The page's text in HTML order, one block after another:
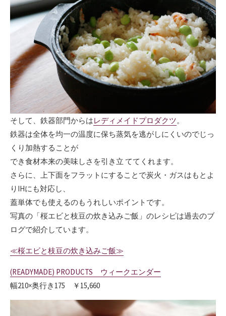
そして、鉄器部門からはレディメイドプロダクツ。
鉄器は全体を均一の温度に保ち蒸気を逃がしにくいのでじっ
くり加熱することが
でき食材本来の美味しさを引き立 ててくれます。
さらに、上下面をフラットにすることで炭火・ガスはもとよ
りIHにも対応し、
蓋単体でも使えるのもうれしいポイントです。
写真の「桜エビと枝豆の炊き込みご飯」のレシピは過去のブ
ログで紹介しています。
≪桜エビと枝豆の炊き込みご飯≫
(READYMADE) PRODUCTS ウィークエンダー
幅210×奥行き175 ￥15,660